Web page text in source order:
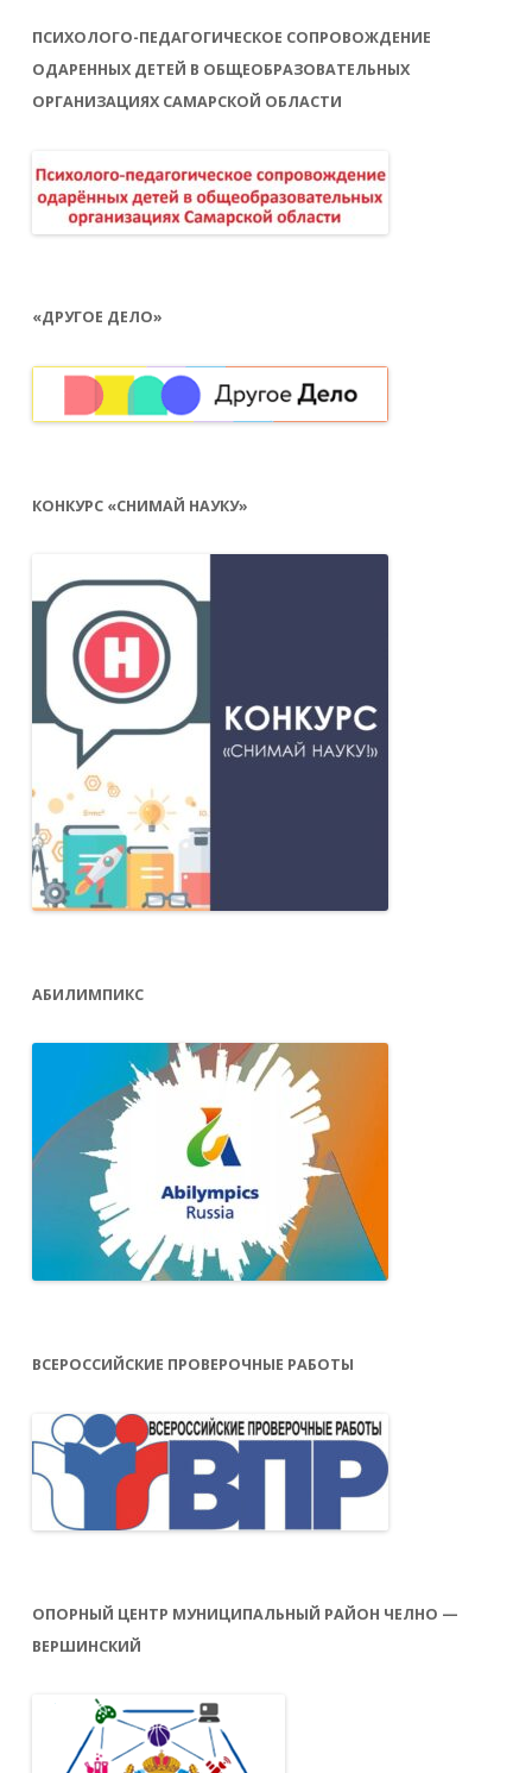
ПСИХОЛОГО-ПЕДАГОГИЧЕСКОЕ СОПРОВОЖДЕНИЕ
ОДАРЕННЫХ ДЕТЕЙ В ОБЩЕОБРАЗОВАТЕЛЬНЫХ
ОРГАНИЗАЦИЯХ САМАРСКОЙ ОБЛАСТИ
«ДРУГОЕ ДЕЛО»
КОНКУРС «СНИМАЙ НАУКУ»
АБИЛИМПИКС
ВСЕРОССИЙСКИЕ ПРОВЕРОЧНЫЕ РАБОТЫ
ОПОРНЫЙ ЦЕНТР МУНИЦИПАЛЬНЫЙ РАЙОН ЧЕЛНО —
ВЕРШИНСКИЙ